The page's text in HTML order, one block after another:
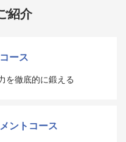
紹介
ース
を徹底的に鍛える
ントコース